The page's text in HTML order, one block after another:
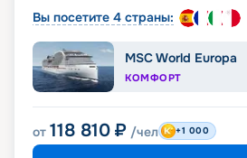
Вы посетите 4 страны:
MSC World Europa
КОМФОРТ
от 118 810 ₽ /чел +1 000